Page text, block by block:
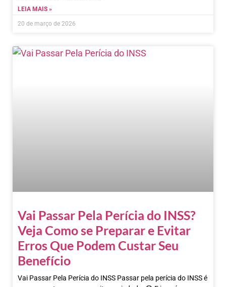
LEIA MAIS »
20 de março de 2026
Vai Passar Pela Perícia do INSS?
Veja Como se Preparar e Evitar
Erros Que Podem Custar Seu
Benefício
Vai Passar Pela Perícia do INSS Passar pela perícia do INSS é